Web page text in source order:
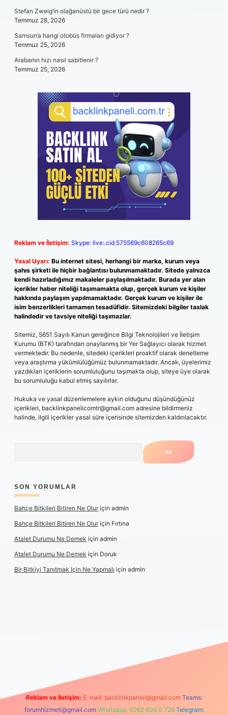
Stefan Zweig’in olağanüstü bir gece türü nedir ?
Temmuz 28, 2026
Samsun’a hangi otobüs firmaları gidiyor ?
Temmuz 25, 2026
Arabanın hızı nasıl sabitlenir ?
Temmuz 25, 2026
Reklam ve İletişim: Skype: live:.cid.575569c608265c69
Yasal Uyarı: Bu internet sitesi, herhangi bir marka, kurum veya
şahıs şirketi ile hiçbir bağlantısı bulunmamaktadır. Sitede yalnızca
kendi hazırladığımız makaleler paylaşılmaktadır. Burada yer alan
içerikler haber niteliği taşımamakta olup, gerçek kurum ve kişiler
hakkında paylaşım yapılmamaktadır. Gerçek kurum ve kişiler ile
isim benzerlikleri tamamen tesadüfidir. Sitemizdeki bilgiler taslak
halindedir ve tavsiye niteliği taşımazlar.
Sitemiz, 5651 Sayılı Kanun gereğince Bilgi Teknolojileri ve İletişim
Kurumu (BTK) tarafından onaylanmış bir Yer Sağlayıcı olarak hizmet
vermektedir. Bu nedenle, sitedeki içerikleri proaktif olarak denetleme
veya araştırma yükümlülüğümüz bulunmamaktadır. Ancak, üyelerimiz
yazdıkları içeriklerin sorumluluğunu taşımakta olup, siteye üye olarak
bu sorumluluğu kabul etmiş sayılırlar.
Hukuka ve yasal düzenlemelere aykırı olduğunu düşündüğünüz
içerikleri, backlinkpanelicomtr@gmail.com adresine bildirmeniz
halinde, ilgili içerikler yasal süre içerisinde sitemizden kaldırılacaktır.
SON YORUMLAR
Bahçe Bitkileri Bitiren Ne Oluriçin admin
Bahçe Bitkileri Bitiren Ne Oluriçin Fırtına
Atalet Durumu Ne Demek için admin
Atalet Durumu Ne Demek için Doruk
Bir Bitkiyi Tanıtmak Için Ne Yapmalı için admin
Reklam ve İletişim: E-mail: backlinkpaneli@gmail.com Teams:
forumhizmeti@gmail.com Whatsapp: 0262 606 0 726 Telegram: